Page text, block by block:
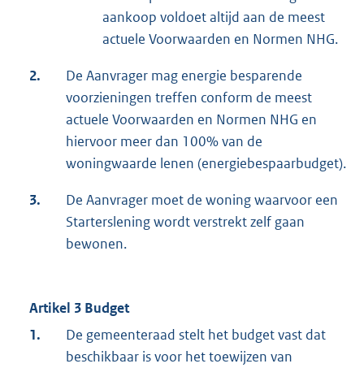
aankoop voldoet altijd aan de meest
actuele Voorwaarden en Normen NHG.
2.
De Aanvrager mag energie besparende
voorzieningen treffen conform de meest
actuele Voorwaarden en Normen NHG en
hiervoor meer dan 100% van de
woningwaarde lenen (energiebespaarbudget).
3.
De Aanvrager moet de woning waarvoor een
Starterslening wordt verstrekt zelf gaan
bewonen.
Artikel 3 Budget
1.
De gemeenteraad stelt het budget vast dat
beschikbaar is voor het toewijzen van